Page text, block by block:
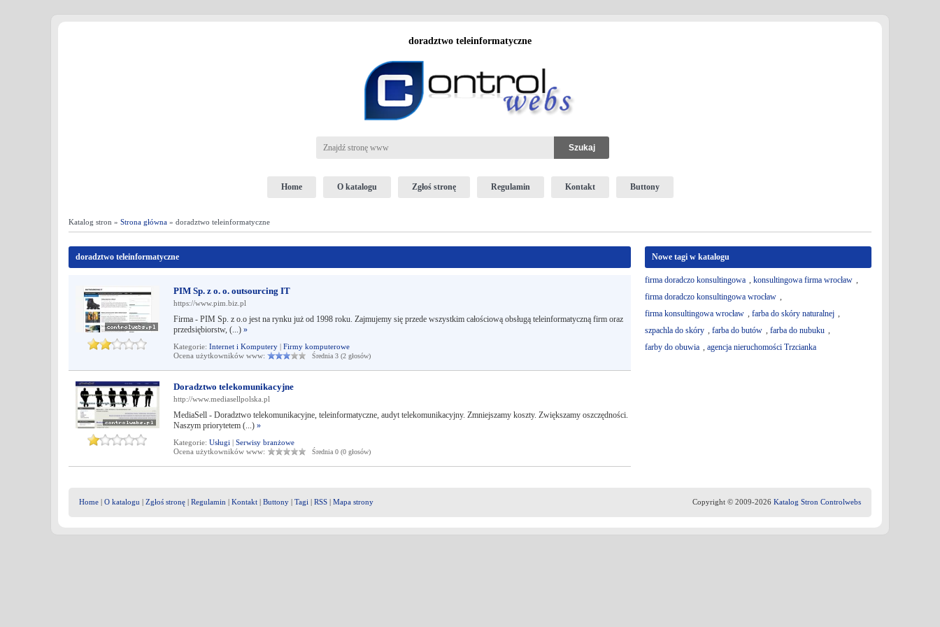
doradztwo teleinformatyczne
Home O katalogu Zgłoś stronę Regulamin Kontakt Buttony
Katalog stron » Strona główna » doradztwo teleinformatyczne
doradztwo teleinformatyczne
PIM Sp. z o. o. outsourcing IT
https://www.pim.biz.pl
Firma - PIM Sp. z o.o jest na rynku już od 1998 roku. Zajmujemy się przede wszystkim całościową obsługą teleinformatyczną firm oraz
przedsiębiorstw, (...) »
Kategorie: Internet i Komputery | Firmy komputerowe
Ocena użytkowników www:
Średnia 3 (2 głosów)
Doradztwo telekomunikacyjne
http://www.mediasellpolska.pl
MediaSell - Doradztwo telekomunikacyjne, teleinformatyczne, audyt telekomunikacyjny. Zmniejszamy koszty. Zwiększamy oszczędności.
Naszym priorytetem (...) »
Kategorie: Usługi | Serwisy branżowe
Ocena użytkowników www:
Średnia 0 (0 głosów)
Nowe tagi w katalogu
firma doradczo konsultingowa , konsultingowa firma wrocław ,
firma doradczo konsultingowa wrocław ,
firma konsultingowa wrocław , farba do skóry naturalnej ,
szpachla do skóry , farba do butów , farba do nubuku ,
farby do obuwia , agencja nieruchomości Trzcianka
Home | O katalogu | Zgłoś stronę | Regulamin | Kontakt | Buttony | Tagi | RSS | Mapa strony Copyright © 2009-2026 Katalog Stron Controlwebs